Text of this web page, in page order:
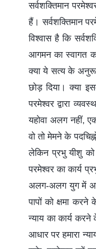
सर्वशक्तिमान
हैं। सर्वशक्तिमान
विश्वास है कि
आगमन का स्वागत
क्या ये सत्य के
छोड़ दिया। क्या
परमेश्वर द्वारा
यहोवा अलग नहीं,
वो तो मेमने के
लेकिन प्रभु यीशु को
परमेश्वर का कार्य
अलग-अलग युग में
पापों को क्षमा
न्याय का कार्य
आधार पर हमारा